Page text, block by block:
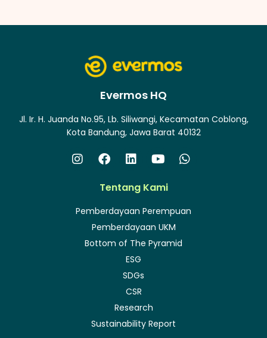
Evermos HQ
Jl. Ir. H. Juanda No.95, Lb. Siliwangi, Kecamatan Coblong,
Kota Bandung, Jawa Barat 40132
Tentang Kami
Pemberdayaan Perempuan
Pemberdayaan UKM
Bottom of The Pyramid
ESG
SDGs
CSR
Research
Sustainability Report